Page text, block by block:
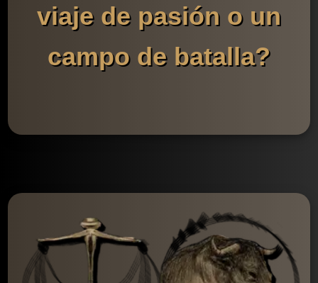
viaje de pasión o un
campo de batalla?